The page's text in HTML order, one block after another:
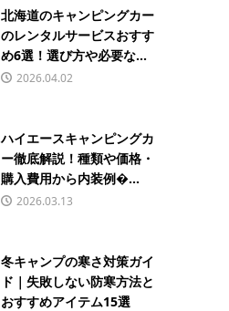
北海道のキャンピングカー
のレンタルサービスおすす
め6選！選び方や必要な...
2026.04.02
ハイエースキャンピングカ
ー徹底解説！種類や価格・
購入費用から内装例�...
2026.03.13
冬キャンプの寒さ対策ガイ
ド｜失敗しない防寒方法と
おすすめアイテム15選